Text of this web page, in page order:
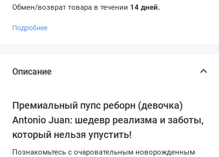
Обмен/возврат товара в течении 14 дней.
Подробнее
Описание
Премиальный пупс реборн (девочка)
Antonio Juan: шедевр реализма и заботы,
который нельзя упустить!
Познакомьтесь с очаровательным новорожденным